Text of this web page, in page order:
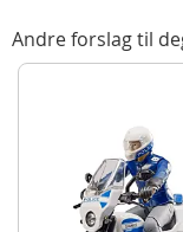
Dekk med dempere
Figur med
Bruder Ducati
Figur med hjelm og
Detaljer:
Andre forslag til